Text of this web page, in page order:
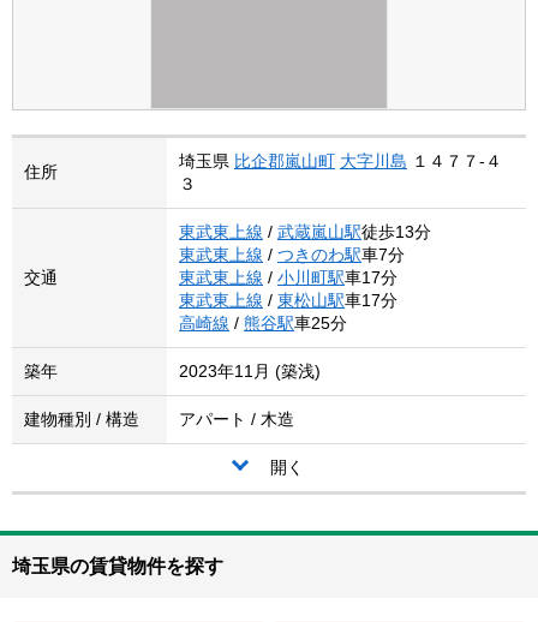
住所
埼玉県 比企郡嵐山町 大字川島 １４７７-４
３
交通
東武東上線 / 武蔵嵐山駅徒歩13分
東武東上線 / つきのわ駅車7分
東武東上線 / 小川町駅車17分
東武東上線 / 東松山駅車17分
高崎線 / 熊谷駅車25分
築年 2023年11月 (築浅)
建物種別 / 構造 アパート / 木造
開く
埼玉県の賃貸物件を探す